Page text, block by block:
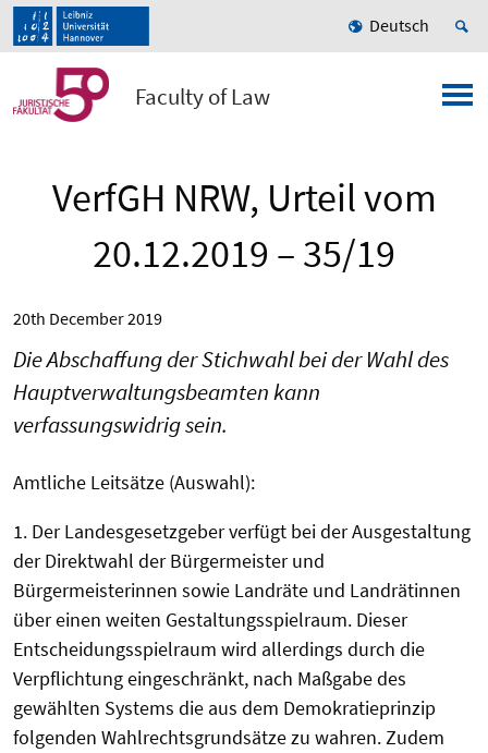
Deutsch
Faculty of Law
VerfGH NRW, Urteil vom
20.12.2019 – 35/19
20th December 2019
Die Abschaffung der Stichwahl bei der Wahl des
Hauptverwaltungsbeamten kann
verfassungswidrig sein.
Amtliche Leitsätze (Auswahl):
1. Der Landesgesetzgeber verfügt bei der Ausgestaltung
der Direktwahl der Bürgermeister und
Bürgermeisterinnen sowie Landräte und Landrätinnen
über einen weiten Gestaltungsspielraum. Dieser
Entscheidungsspielraum wird allerdings durch die
Verpflichtung eingeschränkt, nach Maßgabe des
gewählten Systems die aus dem Demokratieprinzip
folgenden Wahlrechtsgrundsätze zu wahren. Zudem